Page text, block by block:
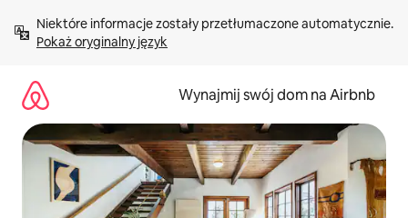
treści Pokaż oryginalny język
Wynajmij swój dom na Airbnb